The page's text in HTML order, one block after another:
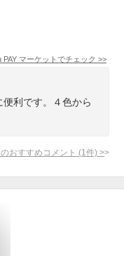
PAY マーケット でチェック >>
利です。４色から
おすすめコメント (1 件) >